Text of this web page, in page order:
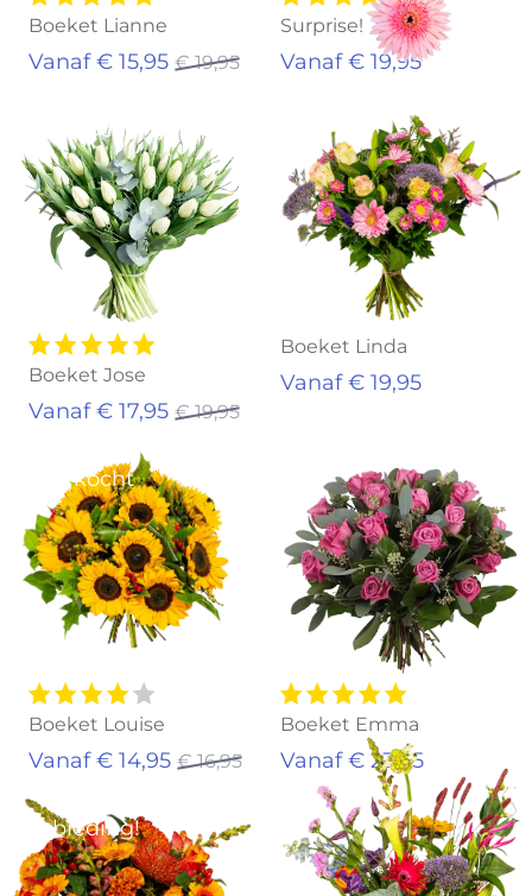
Boeket Lianne
Vanaf € 15,95 € 19,95
Surprise!
Vanaf € 19,95
Uitverkocht
Boeket Jose
Vanaf € 17,95 € 19,95
Boeket Linda
Vanaf € 19,95
Uitverkocht
Boeket Louise
Vanaf € 14,95 € 16,95
Boeket Emma
Vanaf € 23,95
Aanbieding!